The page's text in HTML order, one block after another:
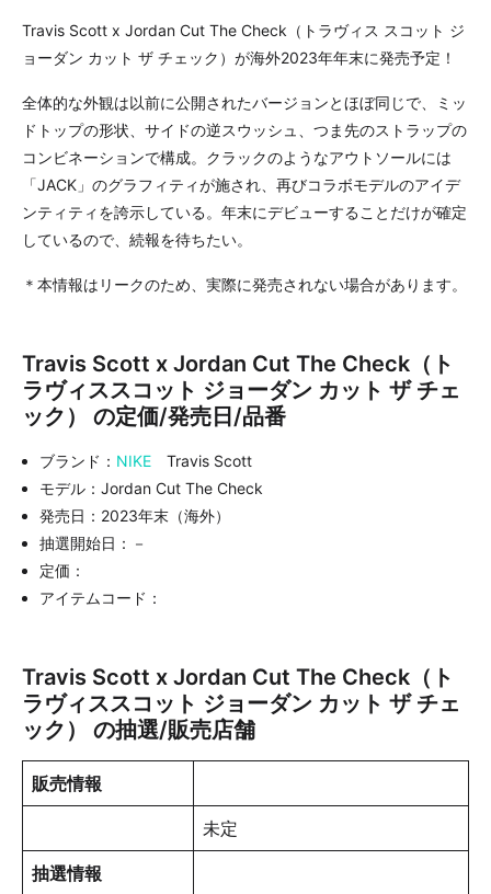
Travis Scott x Jordan Cut The Check（トラヴィス スコット ジ
ョーダン カット ザ チェック）が海外2023年年末に発売予定！
全体的な外観は以前に公開されたバージョンとほぼ同じで、ミッ
ドトップの形状、サイドの逆スウッシュ、つま先のストラップの
コンビネーションで構成。クラックのようなアウトソールには
「JACK」のグラフィティが施され、再びコラボモデルのアイデ
ンティティを誇示している。年末にデビューすることだけが確定
しているので、続報を待ちたい。
＊本情報はリークのため、実際に発売されない場合があります。
Travis Scott x Jordan Cut The Check（ト
ラヴィススコット ジョーダン カット ザ チェ
ック） の定価/発売日/品番
ブランド： NIKE Travis Scott
モデル：Jordan Cut The Check
発売日：2023年末（海外）
抽選開始日：－
定価：
アイテムコード：
Travis Scott x Jordan Cut The Check（ト
ラヴィススコット ジョーダン カット ザ チェ
ック） の抽選/販売店舗
販売情報
未定
抽選情報